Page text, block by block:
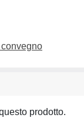
prodotto.